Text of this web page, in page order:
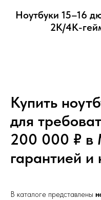
Ноутбуки 15–16
2K/4K-
Купить
для
200 000 ₽ в
гарантией и
В каталоге представлены